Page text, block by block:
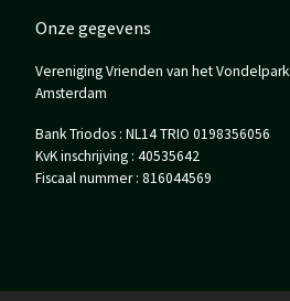
Onze gegevens
Vereniging Vrienden van het Vondelpark
Amsterdam
Bank Triodos : NL14 TRIO 0198356056
KvK inschrijving : 40535642
Fiscaal nummer : 816044569